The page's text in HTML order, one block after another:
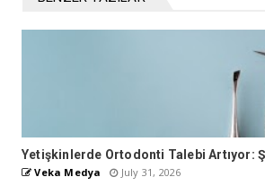
Yetişkinlerde Ortodonti Talebi Artıyor:
Veka Medya July 31, 2026